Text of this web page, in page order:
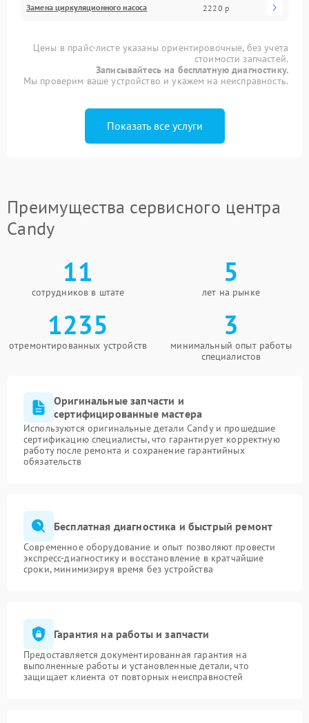
Замена циркуляционного насоса 2220 р
Цены в прайс-листе указаны ориентировочные, без учета
стоимости запчастей.
Записывайтесь на бесплатную диагностику.
Мы проверим ваше устройство и укажем на неисправность.
Показать все услуги
Преимущества сервисного центра
Candy
11
сотрудников в штате
5
лет на рынке
1235
отремонтированных устройств
3
минимальный опыт работы
специалистов
Оригинальные запчасти и
сертифицированные мастера
Используются оригинальные детали Candy и прошедшие
сертификацию специалисты, что гарантирует корректную
работу после ремонта и сохранение гарантийных
обязательств
Бесплатная диагностика и быстрый ремонт
Современное оборудование и опыт позволяют провести
экспресс-диагностику и восстановление в кратчайшие
сроки, минимизируя время без устройства
Гарантия на работы и запчасти
Предоставляется документированная гарантия на
выполненные работы и установленные детали, что
защищает клиента от повторных неисправностей